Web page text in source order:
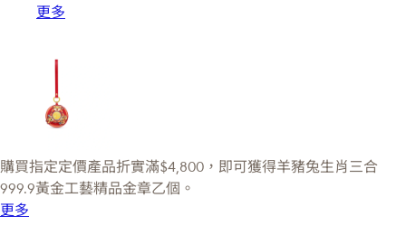
更多
購買指定定價產品折實滿$4,800，即可獲得羊豬兔生肖三合
999.9黃金工藝精品金章乙個。
更多